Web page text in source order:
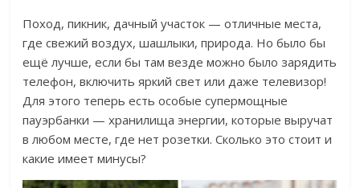
Поход, пикник, дачный участок — отличные места,
где свежийвоздух, шашлыки, природа. Но было бы
ещё лучше, если бы там везде можно было зарядить
телефон, включить яркий свет или даже телевизор!
Для этого теперь есть особые супермощные
пауэрбанки — хранилища энергии, которые выручат
в любом месте, где нет розетки. Сколько это стоит и
какие имеет минусы?